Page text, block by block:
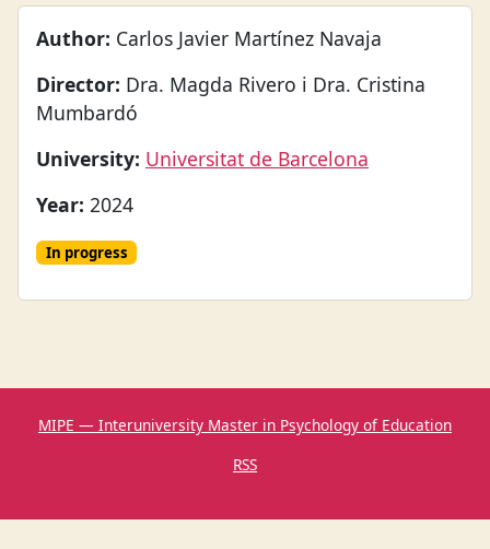
Author: Carlos Javier Martínez Navaja
Director: Dra. Magda Rivero i Dra. Cristina
Mumbardó
University: Universitat de Barcelona
Year: 2024
In progress
MIPE — Interuniversity Master in Psychology of Education
RSS